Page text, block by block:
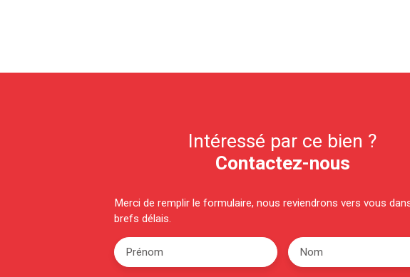
Intéressé par ce bien ?
Contactez-nous
Merci de remplir le formulaire, nous reviendrons vers vous
brefs délais.
Prénom Nom